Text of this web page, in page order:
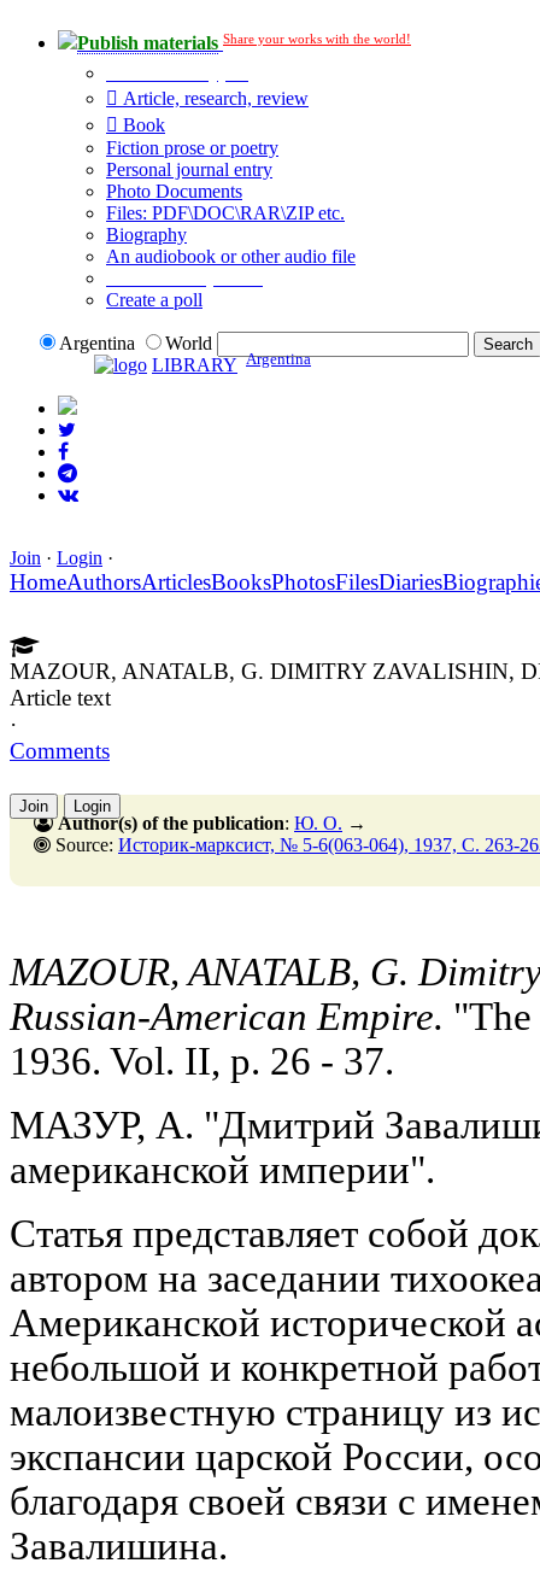
Publish materials Share your works with the world!
Article, research, review
Book
Fiction prose or poetry
Personal journal entry
Photo Documents
Files: PDF\DOC\RAR\ZIP etc.
Biography
An audiobook or other audio file
Create a poll
Argentina
World
LIBRARY Argentina
Join · Login ·
HomeAuthorsArticlesBooksPhotosFilesDiaries
MAZOUR, ANATALB, G. DIMITRY ZAVALISHIN,
Article text
·
Comments
Join Login
Author(s) of the publication: Ю. О. →
Source: Историк-марксист, № 5-6(063-064), 1937, C. 263-
MAZOUR, ANATALB, G.
Russian-American Empire.
1936. Vol. II, p. 26 - 37.
МАЗУР, А. "Дмитрий
американской империи".
Статья представляет собой
автором на заседании
Американской исторической
небольшой и конкретной
малоизвестную страницу из
экспансии царской России,
благодаря своей связи с
Завалишина.